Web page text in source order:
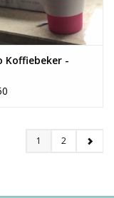
Koffiebeker -
1 2